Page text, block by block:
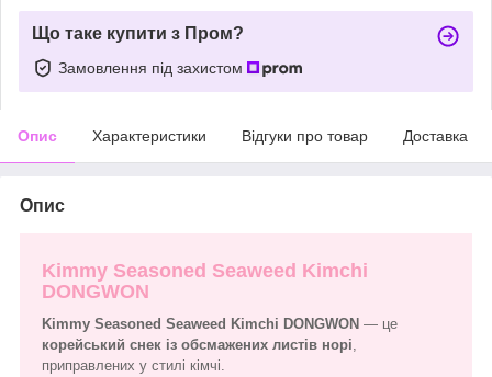
Що таке купити з Пром?
Замовлення під захистом
Опис Характеристики Відгуки про товар Доставка
Опис
Kimmy Seasoned Seaweed Kimchi
DONGWON
Kimmy Seasoned Seaweed Kimchi DONGWON — це
корейський снек із обсмажених листів норі
приправлених у стилі кімчі.